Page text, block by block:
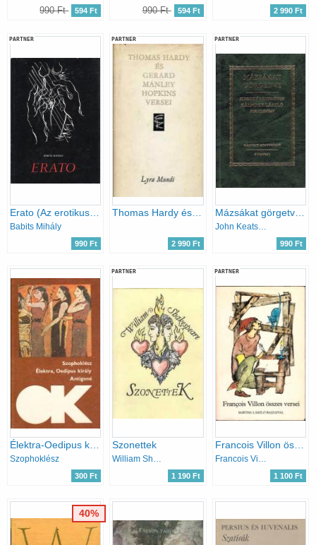
990 Ft 594 Ft 990 Ft 594 Ft 2 990 Ft
PARTNER
Babits Mihály
990 Ft
PARTNER
2 990 Ft
PARTNER
Mázsákat görgetve - Elbeszélő költemények Kálnoky László fordításában
John Keats; Francois Villon; William Shakespeare; Francesco Redi; Victor Hugo; Percy Bysshe Shelley
990 Ft
Élektra-Oedipus király-Antigoné ( olcsó könyvtár)
Szophoklész
300 Ft
PARTNER
Szonettek
William Shakespeare
1 190 Ft
PARTNER
Francois Villon összes versei (Bartha László rajzaival)
Francois Villon
1 100 Ft
40%